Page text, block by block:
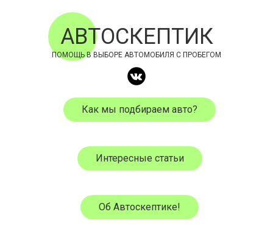
АВТОСКЕПТИК
ПОМОЩЬ В ВЫБОРЕ АВТОМОБИЛЯ С ПРОБЕГОМ
Как мы подбираем авто?
Интересные статьи
Об Автоскептике!